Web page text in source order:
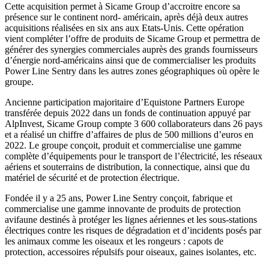
Cette acquisition permet à Sicame Group d’accroitre encore sa
présence sur le continent nord- américain, après déjà deux autres
acquisitions réalisées en six ans aux Etats-Unis. Cette opération
vient compléter l’offre de produits de Sicame Group et permettra de
générer des synergies commerciales auprès des grands fournisseurs
d’énergie nord-américains ainsi que de commercialiser les produits
Power Line Sentry dans les autres zones géographiques où opère le
groupe.
Ancienne participation majoritaire d’Equistone Partners Europe
transférée depuis 2022 dans un fonds de continuation appuyé par
AlpInvest, Sicame Group compte 3 600 collaborateurs dans 26 pays
et a réalisé un chiffre d’affaires de plus de 500 millions d’euros en
2022. Le groupe conçoit, produit et commercialise une gamme
complète d’équipements pour le transport de l’électricité, les réseaux
aériens et souterrains de distribution, la connectique, ainsi que du
matériel de sécurité et de protection électrique.
Fondée il y a 25 ans, Power Line Sentry conçoit, fabrique et
commercialise une gamme innovante de produits de protection
avifaune destinés à protéger les lignes aériennes et les sous-stations
électriques contre les risques de dégradation et d’incidents posés par
les animaux comme les oiseaux et les rongeurs : capots de
protection, accessoires répulsifs pour oiseaux, gaines isolantes, etc.